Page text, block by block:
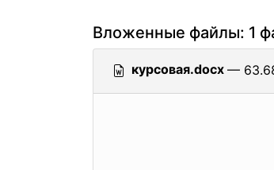
Вложенные файлы: 1
курсовая.docx —